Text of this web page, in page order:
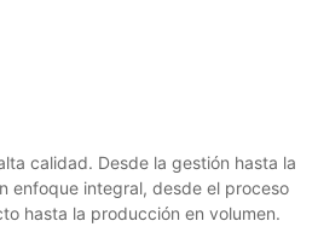
calidad. Desde la gestión hasta la
enfoque integral, desde el proceso
hasta la producción en volumen.